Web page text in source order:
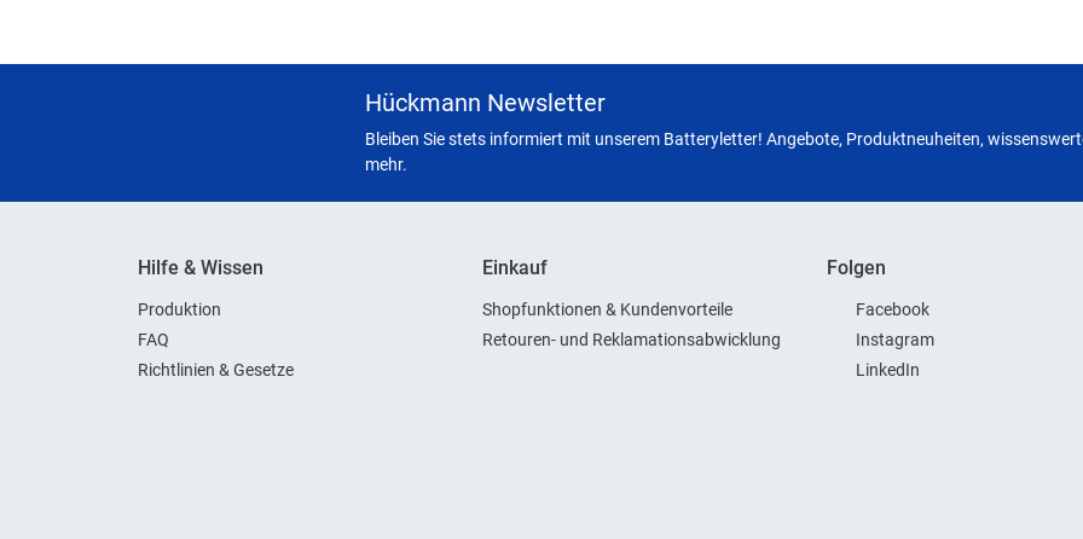
Hückmann Newsletter
Bleiben Sie stets informiert mit unserem Batteryletter! Angebote, Produktneuheiten,
mehr.
Hilfe & Wissen
Produktion
FAQ
Richtlinien & Gesetze
Einkauf
Shopfunktionen & Kundenvorteile
Retouren- und Reklamationsabwicklung
Folgen
Facebook
Instagram
LinkedIn